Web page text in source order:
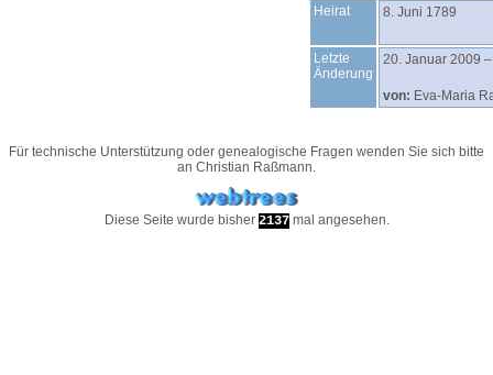
Heirat 8. Juni 1789
Letzte
Änderung
20. Januar 2009
von: Eva-Maria
Für technische Unterstützung oder genealogische Fragen wenden Sie sich bitte
an Christian Raßmann.
Diese Seite wurde bisher 2137mal angesehen.